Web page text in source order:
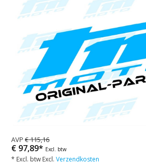
AVP€ 115,16
€ 97,89* Excl. btw
* Excl. btw Excl.Verzendkosten